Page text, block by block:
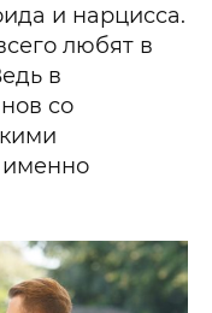
и нарцисса.
любят в
в
со
именно